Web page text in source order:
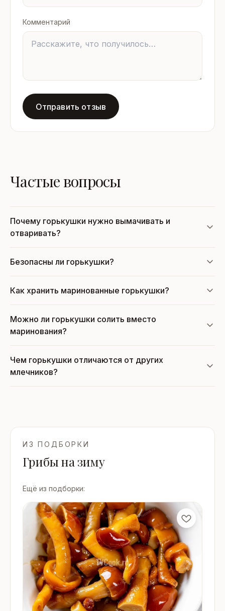
Комментарий
Отправить отзыв
Частые вопросы
Почему горькушки нужно вымачивать и
отваривать?
Безопасны ли горькушки?
Как хранить маринованные горькушки?
Можно ли горькушки солить вместо
маринования?
Чем горькушки отличаются от других
млечников?
ИЗ ПОДБОРКИ
Грибы на зиму
Ещё из подборки: